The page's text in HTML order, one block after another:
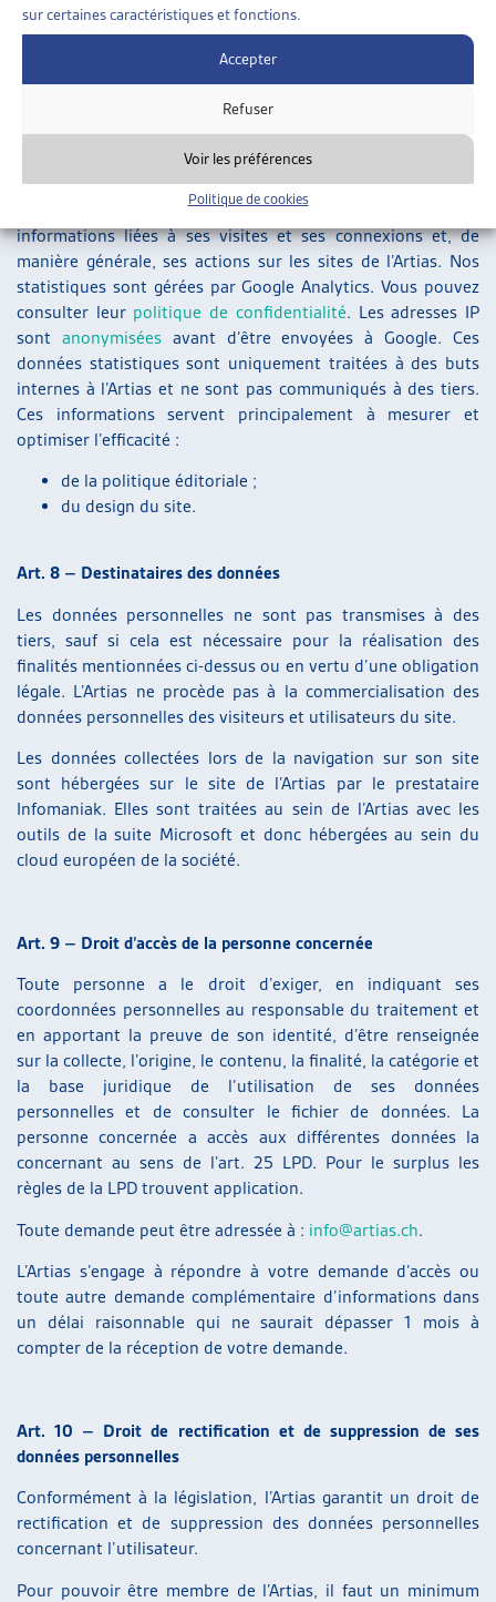
sur certaines caractéristiques et fonctions.
Accepter
Refuser
Voir les préférences
Politique de cookies
édité par l’Artias ;
la gestion des enquêtes et de sondages ;
la réalisation et l’analyse de statistiques ;
L’utilisateur accepte le fait que l’Artias collecte et analyse les
informations liées à ses visites et ses connexions et, de
manière générale, ses actions sur les sites de l’Artias. Nos
statistiques sont gérées par Google Analytics. Vous pouvez
consulter leur politique de confidentialité. Les adresses IP
sont anonymiséesavant d’être envoyées à Google. Ces
données statistiques sont uniquement traitées à des buts
internes à l’Artias et ne sont pas communiqués à des tiers.
Ces informations servent principalement à mesurer et
optimiser l’efficacité :
de la politique éditoriale ;
du design du site.
Art. 8 – Destinataires des données
Les données personnelles ne sont pas transmises à des
tiers, sauf si cela est nécessaire pour la réalisation des
finalités mentionnées ci-dessus ou en vertu d’une obligation
légale. L’Artias ne procède pas à la commercialisation des
données personnelles des visiteurs et utilisateurs du site.
Les données collectées lors de la navigation sur son site
sont hébergées sur le site de l’Artias par le prestataire
Infomaniak. Elles sont traitées au sein de l’Artias avec les
outils de la suite Microsoft et donc hébergées au sein du
cloud européen de la société.
Art. 9 – Droit d’accès de la personne concernée
Toute personne a le droit d’exiger, en indiquant ses
coordonnées personnelles au responsable du traitement et
en apportant la preuve de son identité, d’être renseignée
sur la collecte, l’origine, le contenu, la finalité, la catégorie et
la base juridique de l’utilisation de ses données
personnelles et de consulter le fichier de données. La
personne concernée a accès aux différentes données la
concernant au sens de l’art. 25 LPD. Pour le surplus les
règles de la LPD trouvent application.
Toute demande peut être adressée à : info@artias.ch.
L’Artias s’engage à répondre à votre demande d’accès ou
toute autre demande complémentaire d’informations dans
un délai raisonnable qui ne saurait dépasser 1 mois à
compter de la réception de votre demande.
Art. 10 – Droit de rectification et de suppression de ses
données personnelles
Conformément à la législation, l’Artias garantit un droit de
rectification et de suppression des données personnelles
concernant l’utilisateur.
Pour pouvoir être membre de l’Artias, il faut un minimum